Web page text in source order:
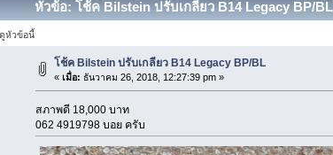
หัวข้อ: โช้ค Bilstein ปรับเกลียว B14 Legacy BP/
หัวข้อนี้
โช้ค Bilstein ปรับเกลียว B14 Legacy BP/BL
«เมื่อ: ธันวาคม 26, 2018, 12:27:39 pm »
สภาพดี 18,000 บาท
062 4919798 บอย ครับ